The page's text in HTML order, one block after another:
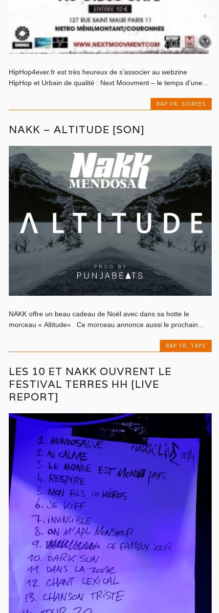
HipHop4ever.fr est très heureux de s’associer au webzine
HipHop et Urbain de qualité : Next Moovment – le temps d’une...
RAP FR, SOIREES
NAKK – ALTITUDE [SON]
NAKK offre un beau cadeau de Noël avec dans sa hotte le
morceau « Altitude« . Ce morceau annonce aussi le prochain...
RAP FR, TAPE
LES 10 ET NAKK OUVRENT LE
FESTIVAL TERRES HH [LIVE
REPORT]